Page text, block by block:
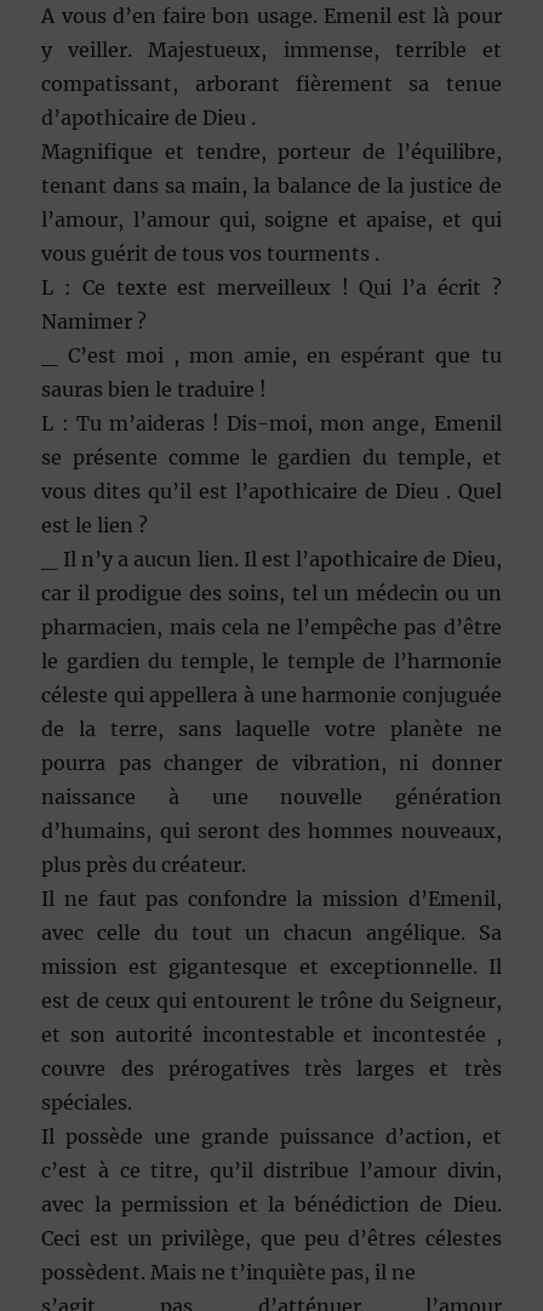
A vous d’en faire bon usage. Emenil est là pour
y veiller. Majestueux, immense, terrible et
compatissant, arborant fièrement sa tenue
d’apothicaire de Dieu .
Magnifique et tendre, porteur de l’équilibre,
tenant dans sa main, la balance de la justice de
l’amour, l’amour qui, soigne et apaise, et qui
vous guérit de tous vos tourments .
L : Ce texte est merveilleux ! Qui l’a écrit ?
Namimer ?
_ C’est moi , mon amie, en espérant que tu
sauras bien le traduire !
L : Tu m’aideras ! Dis-moi, mon ange, Emenil
se présente comme le gardien du temple, et
vous dites qu’il est l’apothicaire de Dieu . Quel
est le lien ?
_ Il n’y a aucun lien. Il est l’apothicaire de Dieu,
car il prodigue des soins, tel un médecin ou un
pharmacien, mais cela ne l’empêche pas d’être
le gardien du temple, le temple de l’harmonie
céleste qui appellera à une harmonie conjuguée
de la terre, sans laquelle votre planète ne
pourra pas changer de vibration, ni donner
naissance à une nouvelle génération
d’humains, qui seront des hommes nouveaux,
plus près du créateur.
Il ne faut pas confondre la mission d’Emenil,
avec celle du tout un chacun angélique. Sa
mission est gigantesque et exceptionnelle. Il
est de ceux qui entourent le trône du Seigneur,
et son autorité incontestable et incontestée ,
couvre des prérogatives très larges et très
spéciales.
Il possède une grande puissance d’action, et
c’est à ce titre, qu’il distribue l’amour divin,
avec la permission et la bénédiction de Dieu.
Ceci est un privilège, que peu d’êtres célestes
possèdent. Mais ne t’inquiète pas, il ne
s’agit pas d’atténuer l’amour